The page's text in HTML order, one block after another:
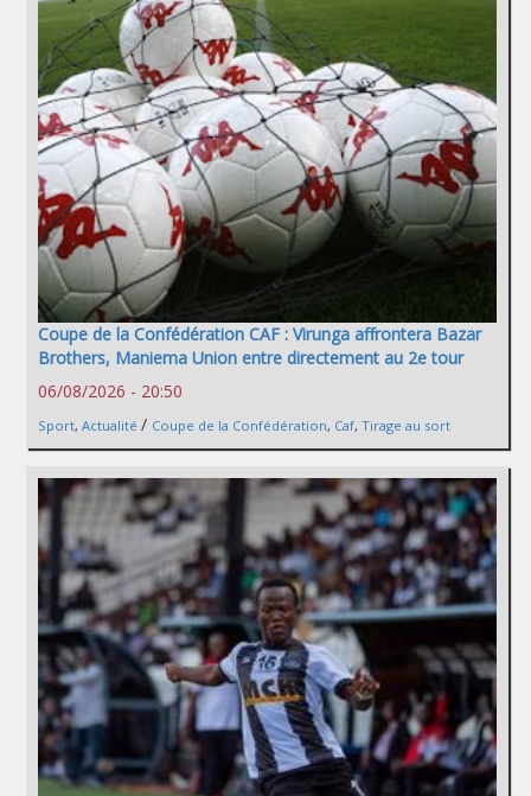
Coupe de la Confédération CAF : Virunga affrontera Bazar
Brothers, Maniema Union entre directement au 2e tour
06/08/2026 - 20:50
Sport, Actualité / Coupe de la Confédération, Caf, Tirage au sort